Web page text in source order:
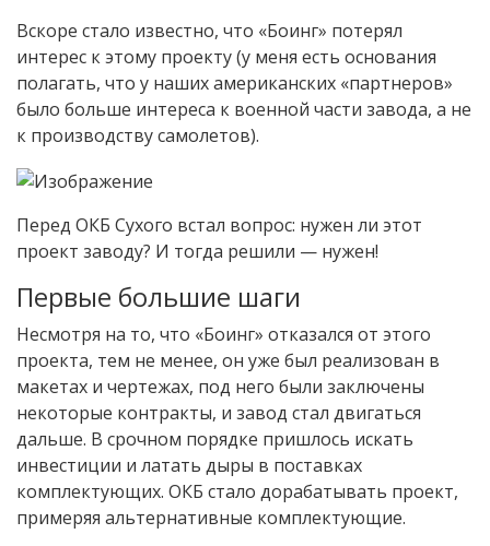
Вскоре стало известно, что «Боинг» потерял
интерес к этому проекту (у меня есть основания
полагать, что у наших американских «партнеров»
было больше интереса к военной части завода, а не
к производству самолетов).
Перед ОКБ Сухого встал вопрос: нужен ли этот
проект заводу? И тогда решили — нужен!
Первые большие шаги
Несмотря на то, что «Боинг» отказался от этого
проекта, тем не менее, он уже был реализован в
макетах и чертежах, под него были заключены
некоторые контракты, и завод стал двигаться
дальше. В срочном порядке пришлось искать
инвестиции и латать дыры в поставках
комплектующих. ОКБ стало дорабатывать проект,
примеряя альтернативные комплектующие.